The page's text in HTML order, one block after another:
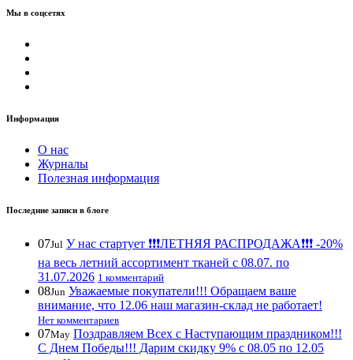
Мы в соцсетях
Информация
О нас
Журналы
Полезная информация
Последние записи в блоге
07Jul У нас стартует ❗️❗️❗️ЛЕТНЯЯ РАСПРОДАЖА❗️❗️❗️ -20%
на весь летний ассортимент тканей с 08.07. по
31.07.2026 1 комментарий
08Jun Уважаемые покупатели!!! Обращаем ваше
внимание, что 12.06 наш магазин-склад не работает!
Нет комментариев
07May Поздравляем Всех с Наступающим праздником!!!
С Днем Победы!!! Дарим скидку 9% с 08.05 по 12.05